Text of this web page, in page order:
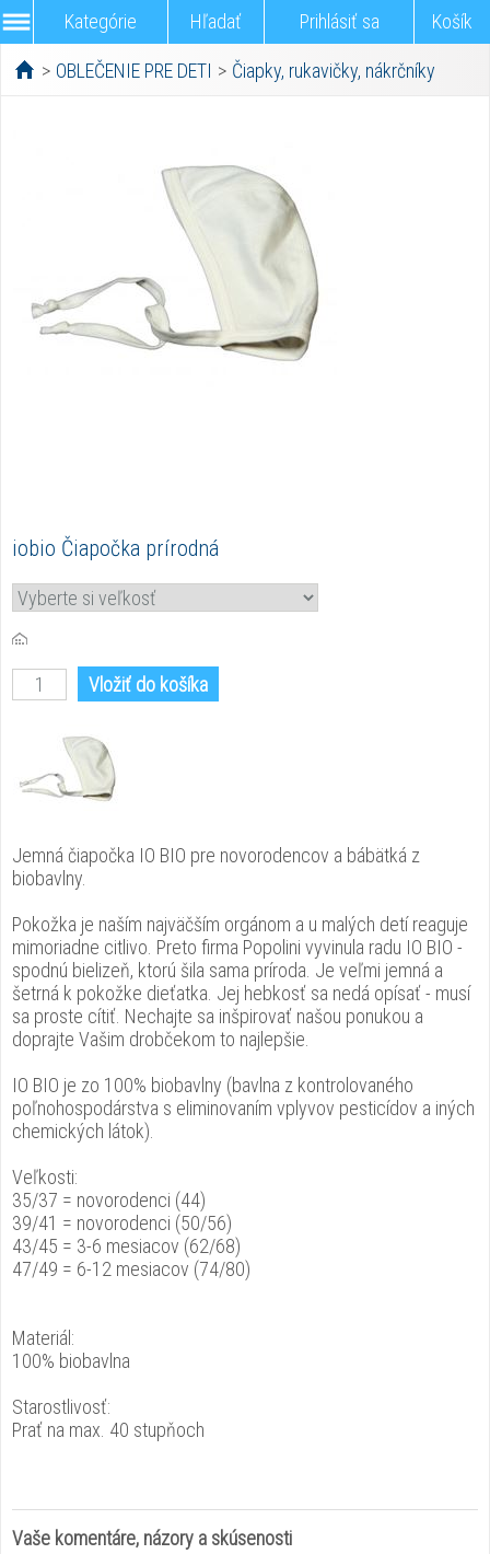
Kategórie Hľadať Prihlásiť sa Košík
> OBLEČENIE PRE DETI > Čiapky, rukavičky, nákrčníky
iobio Čiapočka prírodná
Vložiť do košíka
Jemná čiapočka IO BIO pre novorodencov a bábätká z
biobavlny.
Pokožka je naším najväčším orgánom a u malých detí reaguje
mimoriadne citlivo. Preto firma Popolini vyvinula radu IO BIO -
spodnú bielizeň, ktorú šila sama príroda. Je veľmi jemná a
šetrná k pokožke dieťatka. Jej hebkosť sa nedá opísať - musí
sa proste cítiť. Nechajte sa inšpirovať našou ponukou a
doprajte Vašim drobčekom to najlepšie.
IO BIO je zo 100% biobavlny (bavlna z kontrolovaného
poľnohospodárstva s eliminovaním vplyvov pesticídov a iných
chemických látok).
Veľkosti:
35/37 = novorodenci (44)
39/41 = novorodenci (50/56)
43/45 = 3-6 mesiacov (62/68)
47/49 = 6-12 mesiacov (74/80)
Materiál:
100% biobavlna
Starostlivosť:
Prať na max. 40 stupňoch
Vaše komentáre, názory a skúsenosti